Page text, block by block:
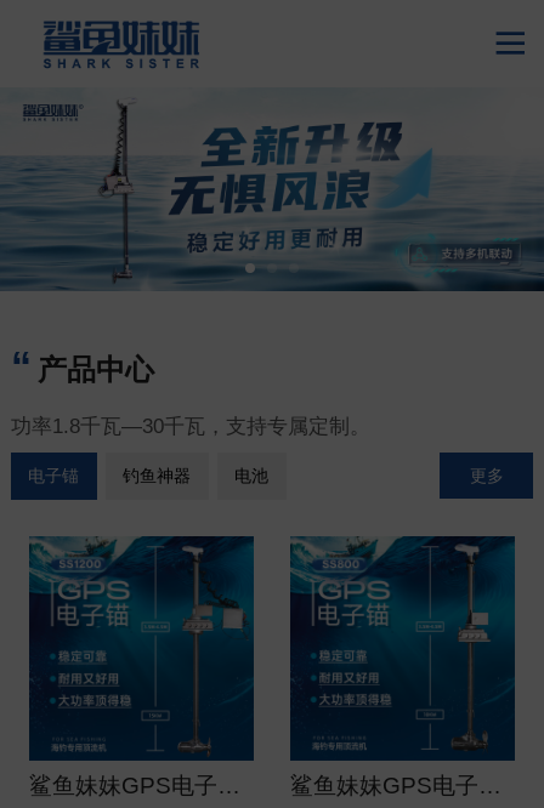

产品中心
功率1.8千瓦—30千瓦，支持专属定制。
电子锚 钓鱼神器 电池 更多
鲨鱼妹妹GPS电子锚（船用）大功率顶流机ss1200 鲨鱼妹妹GPS电子锚（船用）大功率顶流机ss800